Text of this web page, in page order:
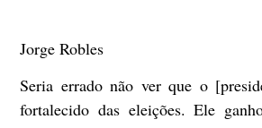
Jorge Robles
Seria errado não ver que o
fortalecido das eleições. Ele